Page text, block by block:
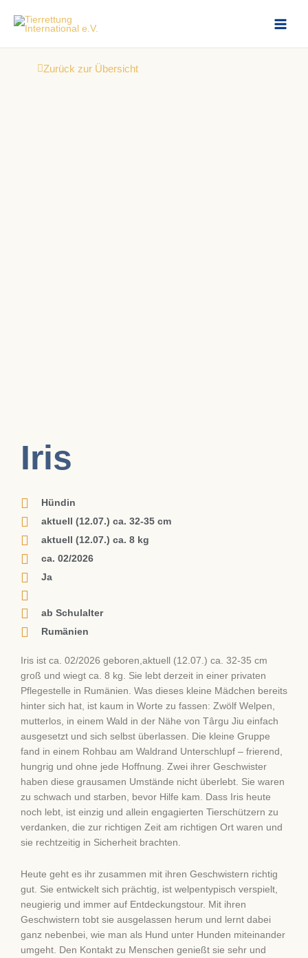
Inhalt
Zurück zur Übersicht
Iris
Hündin
aktuell (12.07.) ca. 32-35 cm
aktuell (12.07.) ca. 8 kg
ca. 02/2026
Ja
ab Schulalter
Rumänien
Iris ist ca. 02/2026 geboren,aktuell (12.07.) ca. 32-35 cm
groß und wiegt ca. 8 kg. Sie lebt derzeit in einer privaten
Pflegestelle in Rumänien. Was dieses kleine Mädchen bereits
hinter sich hat, ist kaum in Worte zu fassen: Zwölf Welpen,
mutterlos, in einem Wald in der Nähe von Târgu Jiu einfach
ausgesetzt und sich selbst überlassen. Die kleine Gruppe
fand in einem Rohbau am Waldrand Unterschlupf – frierend,
hungrig und ohne jede Hoffnung. Zwei ihrer Geschwister
haben diese grausamen Umstände nicht überlebt. Sie waren
zu schwach und starben, bevor Hilfe kam. Dass Iris heute
noch lebt, ist einzig und allein engagierten Tierschützern zu
verdanken, die zur richtigen Zeit am richtigen Ort waren und
sie rechtzeitig in Sicherheit brachten.
Heute geht es ihr zusammen mit ihren Geschwistern richtig
gut. Sie entwickelt sich prächtig, ist welpentypisch verspielt,
neugierig und immer auf Entdeckungstour. Mit ihren
Geschwistern tobt sie ausgelassen herum und lernt dabei
ganz nebenbei, wie man als Hund unter Hunden miteinander
umgeht. Den Kontakt zu Menschen genießt sie sehr und